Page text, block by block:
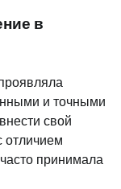
в
и точными
свой
отличием
принимала